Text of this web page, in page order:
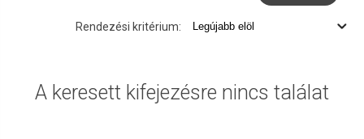
Rendezési kritérium:
A keresett kifejezésre nincs találat